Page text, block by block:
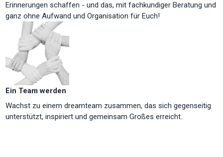
Erinnerungen schaffen - und das, mit fachkundiger Beratung und
ganz ohne Aufwand und Organisation für Euch!
Ein Team werden
Wachst zu einem dreamteam zusammen, das sich gegenseitig
unterstützt, inspiriert und gemeinsam Großes erreicht.